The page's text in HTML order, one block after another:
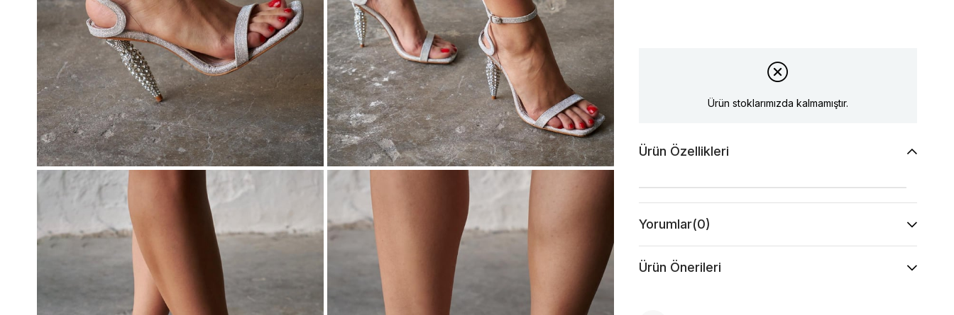
Ürün stoklarımızda kalmamıştır.
Ürün Özellikleri
Yorumlar(0)
Ürün Önerileri